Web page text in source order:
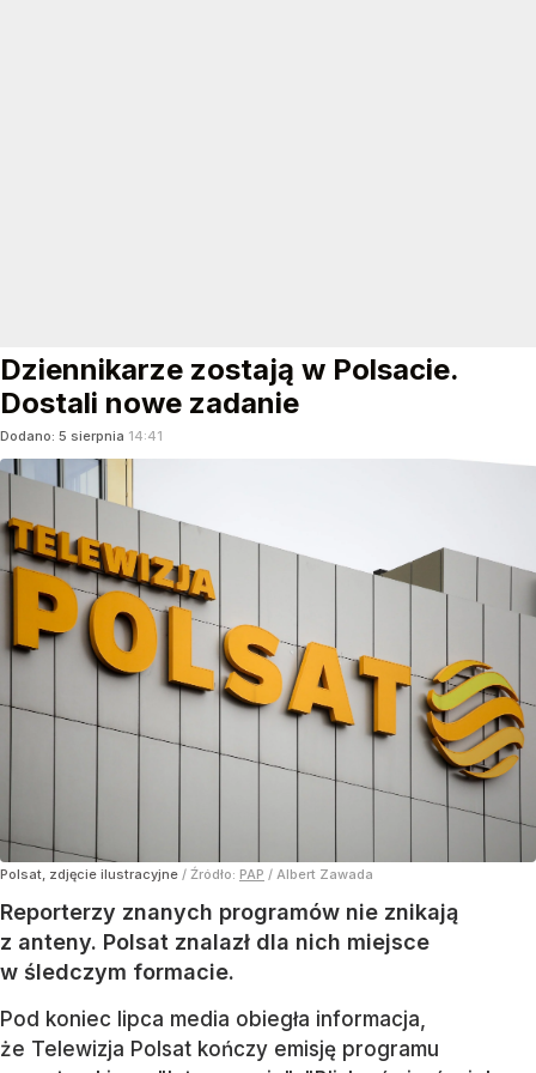
Dziennikarze zostają w Polsacie.
Dostali nowe zadanie
Dodano: 5 sierpnia 14:41
Polsat, zdjęcie ilustracyjne / Źródło: PAP / Albert Zawada
Reporterzy znanych programów nie znikają
z anteny. Polsat znalazł dla nich miejsce
w śledczym formacie.
Pod koniec lipca media obiegła informacja,
że Telewizja Polsat kończy emisję programu